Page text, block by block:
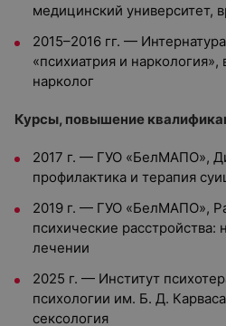
медицинский университет,
2015–2016 гг. —
«психиатрия и
нарколог
Курсы, повышение
2017 г. — ГУО «БелМАПО»,
профилактика и терапия
2019 г. — ГУО «БелМАПО»,
психические расстройства:
лечении
2025 г. — Институт
психологии им. Б. Д.
сексология